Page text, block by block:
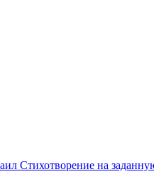
Стихотворение на